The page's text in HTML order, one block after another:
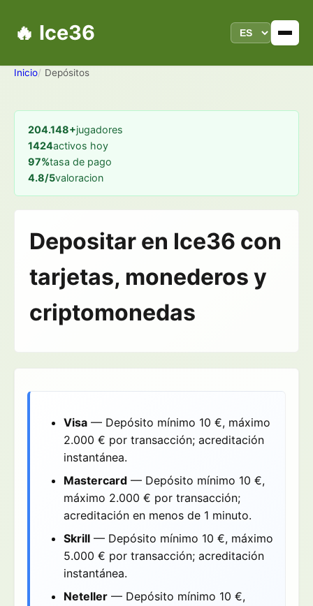
🔥 Ice36
Inicio Depósitos
204.148+jugadores
1424activos hoy
97%tasa de pago
4.8/5valoracion
Depositar en Ice36 con
tarjetas, monederos y
criptomonedas
Visa — Depósito mínimo 10 €, máximo
2.000 € por transacción; acreditación
instantánea.
Mastercard — Depósito mínimo 10 €,
máximo 2.000 € por transacción;
acreditación en menos de 1 minuto.
Skrill — Depósito mínimo 10 €, máximo
5.000 € por transacción; acreditación
instantánea.
Neteller — Depósito mínimo 10 €,